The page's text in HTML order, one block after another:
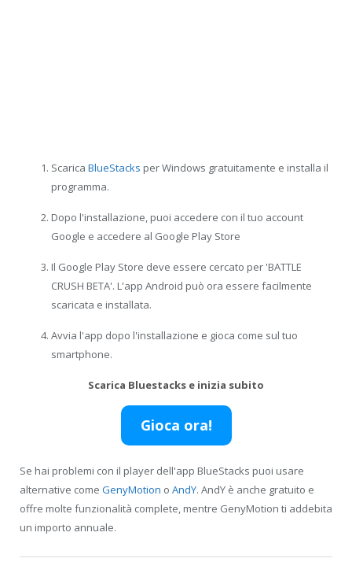
Scarica BlueStacks per Windows gratuitamente e installa il
programma.
Dopo l'installazione, puoi accedere con il tuo account
Google e accedere al Google Play Store
Il Google Play Store deve essere cercato per 'BATTLE
CRUSH BETA'. L'app Android può ora essere facilmente
scaricata e installata.
Avvia l'app dopo l'installazione e gioca come sul tuo
smartphone.
Scarica Bluestacks e inizia subito
Gioca ora!
Se hai problemi con il player dell'app BlueStacks puoi usare
alternative come GenyMotion o AndY. AndY è anche gratuito e
offre molte funzionalità complete, mentre GenyMotion ti addebita
un importo annuale.